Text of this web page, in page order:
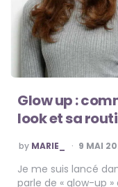
Glow up :
look et sa
POSTED
BY
by MARIE_ 9 MAI
Je me suis lancé
parle de « glow-up